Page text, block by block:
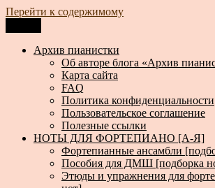
Перейти к содержимому
Архив пианистки
Всё для пианистов: ноты, книги, музыка,
Архив пианистки
Об авторе блога «Архив
Карта сайта
FAQ
Политика конфиденциальности
Пользовательское соглашение
Полезные ссылки
НОТЫ ДЛЯ ФОРТЕПИАНО [А-Я]
Фортепианные ансамбли
Пособия для ДМШ [подборка
Этюды и упражнения для